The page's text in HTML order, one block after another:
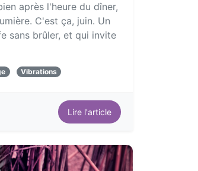
après l'heure du dîner,
C'est ça, juin. Un
sans brûler, et qui invite
Vibrations
Lire l'article